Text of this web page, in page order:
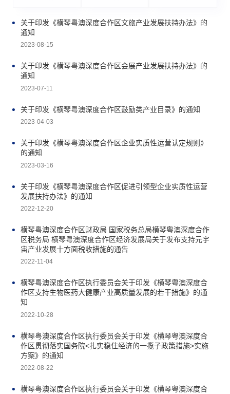
关于印发《横琴粤澳深度合作区文旅产业发展扶持办法》的
通知
2023-08-15
关于印发《横琴粤澳深度合作区会展产业发展扶持办法》的
通知
2023-07-11
关于印发《横琴粤澳深度合作区鼓励类产业目录》的通知
2023-04-03
关于印发《横琴粤澳深度合作区企业实质性运营认定规则》
的通知
2023-03-16
关于印发《横琴粤澳深度合作区促进引领型企业实质性运营
发展扶持办法》的通知
2022-12-20
横琴粤澳深度合作区财政局 国家税务总局横琴粤澳深度合作
区税务局 横琴粤澳深度合作区经济发展局关于发布支持元宇
宙产业发展十方面税收措施的通告
2022-11-04
横琴粤澳深度合作区执行委员会关于印发《横琴粤澳深度合
作区支持生物医药大健康产业高质量发展的若干措施》的通
知
2022-10-28
横琴粤澳深度合作区执行委员会关于印发《横琴粤澳深度合
作区贯彻落实国务院<扎实稳住经济的一揽子政策措施>实施
方案》的通知
2022-08-22
横琴粤澳深度合作区执行委员会关于印发《横琴粤澳深度合